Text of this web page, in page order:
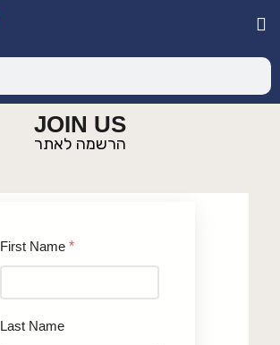
JOIN US
הרשמה לאתר
First Name *
Last Name